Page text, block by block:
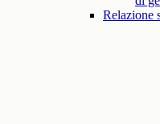
Relazione